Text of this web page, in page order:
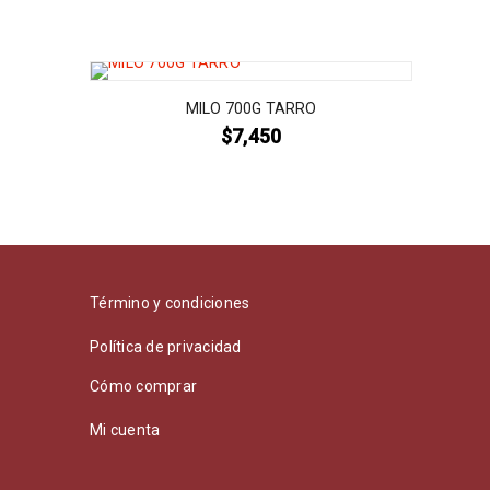
MILO 700G TARRO
$7,450
Término y condiciones
Política de privacidad
Cómo comprar
Mi cuenta